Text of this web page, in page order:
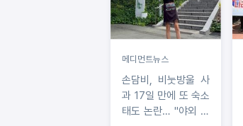
메디먼트뉴스
손담비, 비눗방울 사
과 17일 만에 또 숙소
태도 논란… "야외 운